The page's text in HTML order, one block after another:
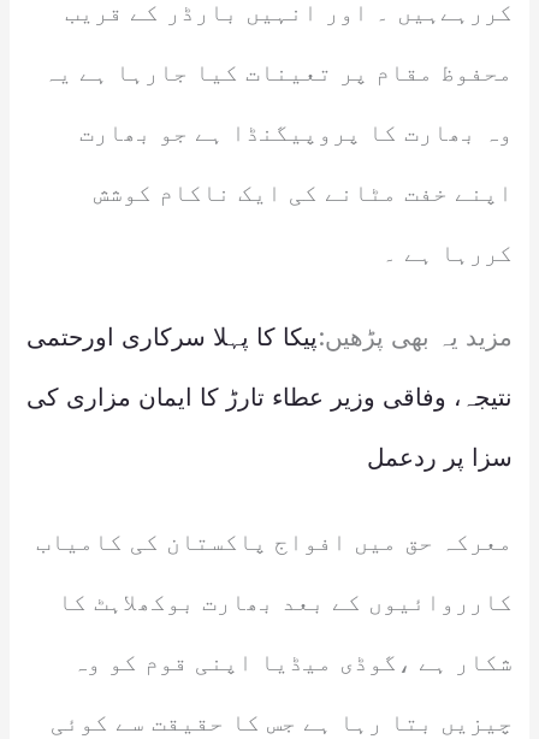
کررہےہیں ۔ اور انہیں بارڈر کے قریب
محفوظ مقام پر تعینات کیا جارہا ہے یہ
وہ بھارت کا پروپیگنڈا ہے جو بھارت
اپنے خفت مٹانے کی ایک ناکام کوشش
کررہا ہے ۔
مزید یہ بھی پڑھیں:پیکا کا پہلا سرکاری اورحتمی
نتیجہ، وفاقی وزیر عطاء تارڑ کا ایمان مزاری کی
سزا پر ردعمل
معرکہ حق میں افواج پاکستان کی کامیاب
کارروائیوں کے بعد بھارت بوکھلاہٹ کا
شکار ہے ،گوڈی میڈیا اپنی قوم کو وہ
چیزیں بتا رہا ہے جس کا حقیقت سے کوئی